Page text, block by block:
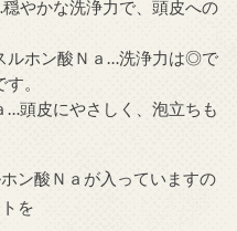
やかな洗浄力で、頭皮への
ルホン酸Ｎａ…洗浄力は◎で
。
…頭皮にやさしく、泡立ちも
ン酸Ｎａが入っていますの
を